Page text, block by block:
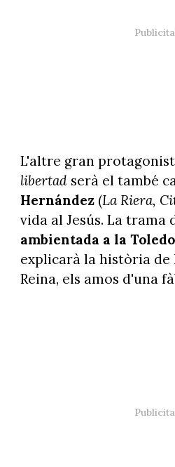
L'altre gran
libertad serà el també
Hernández(La Riera,
vida al Jesús. La trama
ambientada a la
explicarà la història de
Reina, els amos d'una